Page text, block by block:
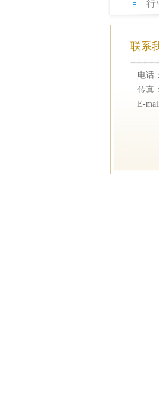
行
联系
电话
传真
E-